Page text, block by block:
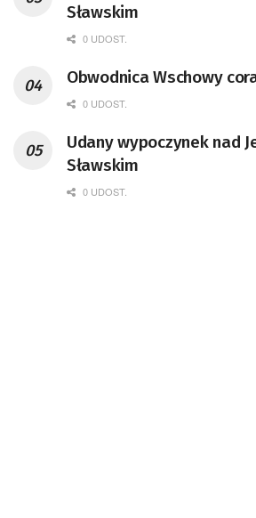
Sławskim
0 UDOST.
Obwodnica Wschowy
0 UDOST.
Udany wypoczynek nad
Sławskim
0 UDOST.